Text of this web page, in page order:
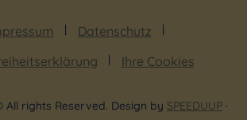
Datenschutz
Ihre Cookies
rights Reserved. Design by SPEEDUUP ·